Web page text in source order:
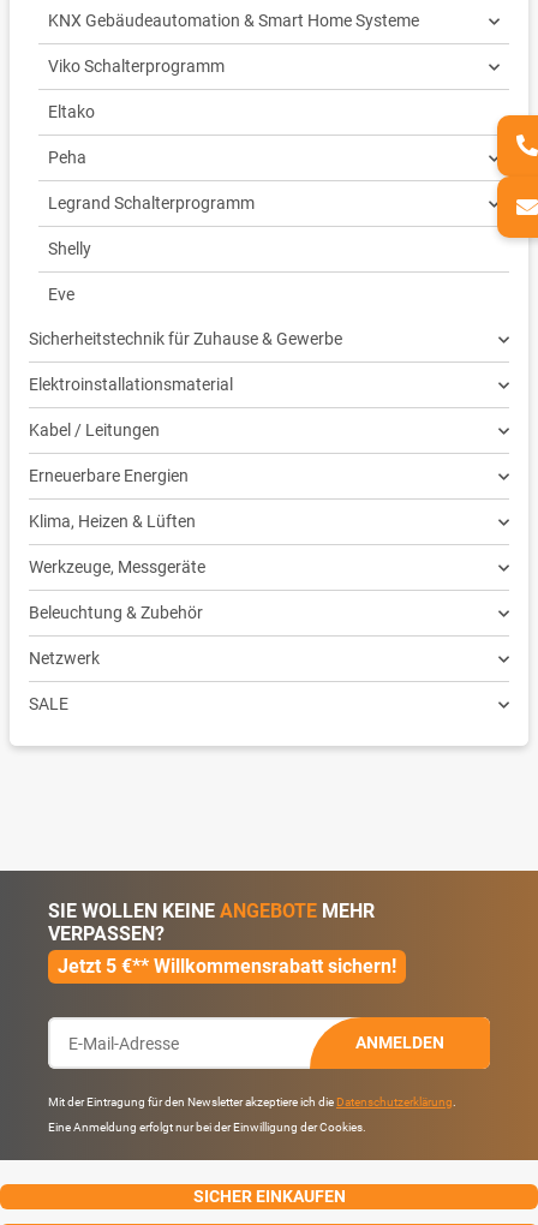
KNX Gebäudeautomation & Smart Home Systeme
Viko Schalterprogramm
Eltako
Peha
Legrand Schalterprogramm
Shelly
Eve
Sicherheitstechnik für Zuhause & Gewerbe
Elektroinstallationsmaterial
Kabel / Leitungen
Erneuerbare Energien
Klima, Heizen & Lüften
Werkzeuge, Messgeräte
Beleuchtung & Zubehör
Netzwerk
SALE
SIE WOLLEN KEINE ANGEBOTE MEHR
VERPASSEN?
Jetzt 5 €** Willkommensrabatt sichern!
ANMELDEN
Mit der Eintragung für den Newsletter akzeptiere ich die Datenschutzerklärung.
Eine Anmeldung erfolgt nur bei der Einwilligung der Cookies.
SICHER EINKAUFEN